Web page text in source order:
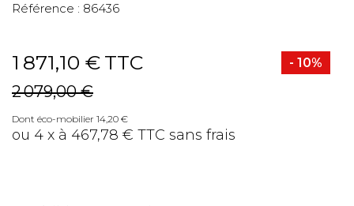
Référence : 86436
1 871,10 € TTC - 10%
2 079,00 €
Dont éco-mobilier 14,20 €
ou 4 x à 467,78 € TTC sans frais